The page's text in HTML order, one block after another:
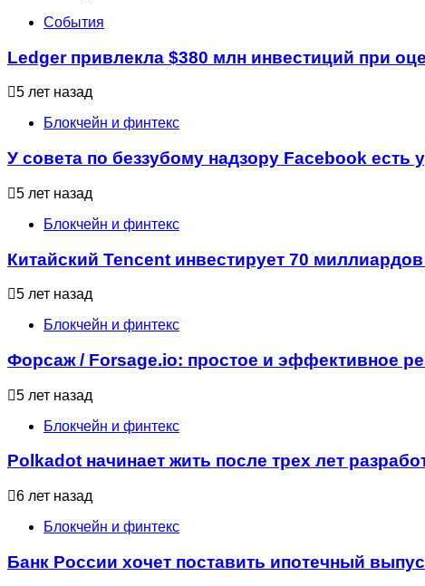
События
Ledger привлекла $380 млн инвестиций при
5 лет назад
Блокчейн и финтекс
У совета по беззубому надзору Facebook есть
5 лет назад
Блокчейн и финтекс
Китайский Tencent инвестирует 70
5 лет назад
Блокчейн и финтекс
Форсаж / Forsage.io: простое и эффективное
5 лет назад
Блокчейн и финтекс
Polkadot начинает жить после трех лет
6 лет назад
Блокчейн и финтекс
Банк России хочет поставить ипотечный